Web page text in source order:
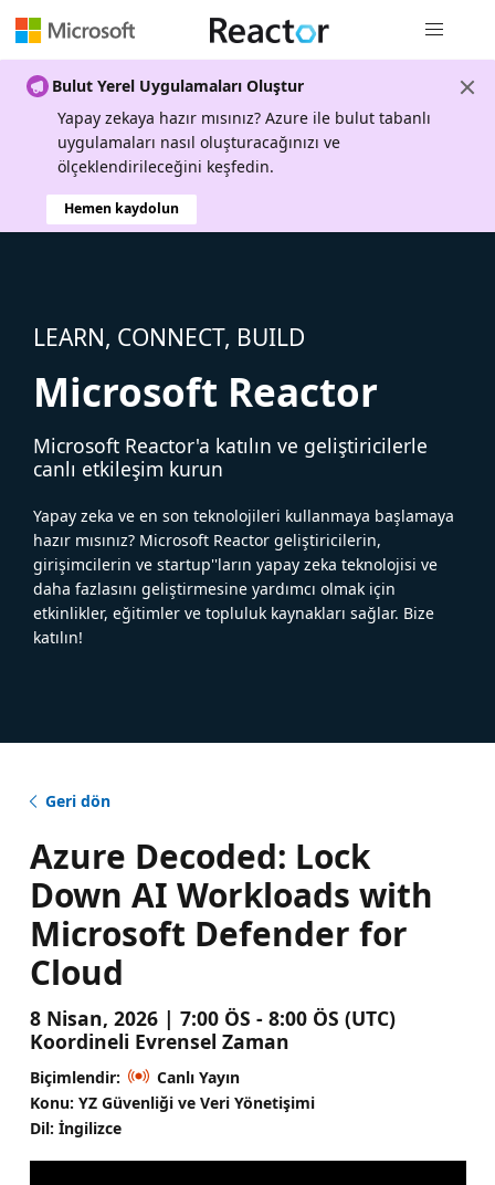
Bulut Yerel Uygulamaları Oluştur
Yapay zekaya hazır mısınız? Azure ile bulut tabanlı
uygulamaları nasıl oluşturacağınızı ve
ölçeklendirileceğini keşfedin.
Hemen kaydolun
LEARN, CONNECT, BUILD
Microsoft Reactor
Microsoft Reactor'a katılın ve geliştiricilerle
canlı etkileşim kurun
Yapay zeka ve en son teknolojileri kullanmaya başlamaya
hazır mısınız? Microsoft Reactor geliştiricilerin,
girişimcilerin ve startup''ların yapay zeka teknolojisi ve
daha fazlasını geliştirmesine yardımcı olmak için
etkinlikler, eğitimler ve topluluk kaynakları sağlar. Bize
katılın!
Geri dön
Azure Decoded: Lock
Down AI Workloads with
Microsoft Defender for
Cloud
8 Nisan, 2026 | 7:00 ÖS - 8:00 ÖS (UTC)
Koordineli Evrensel Zaman
Biçimlendir:
Canlı Yayın
Konu: YZ Güvenliği ve Veri Yönetişimi
Dil: İngilizce